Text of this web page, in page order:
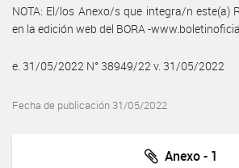
NOTA: El/los Anexo/s que integra/n este(a)
en la edición web del BORA -
e. 31/05/2022 N° 38949/22 v. 31/05/2022
Fecha de publicación 31/05/2022
Anexo - 1